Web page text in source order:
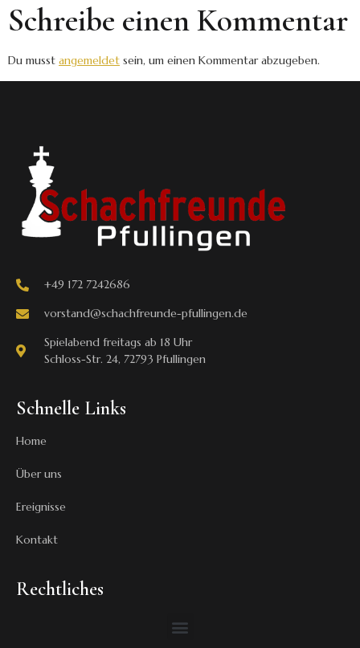
Schreibe einen Kommentar
Du musst angemeldet sein, um einen Kommentar abzugeben.
+49 172 7242686
vorstand@schachfreunde-pfullingen.de
Spielabend freitags ab 18 Uhr
Schloss-Str. 24, 72793 Pfullingen
Schnelle Links
Home
Über uns
Ereignisse
Kontakt
Rechtliches